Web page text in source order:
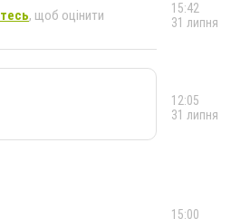
, щоб оцінити
15:42
31 липня
12:05
31 липня
15:00